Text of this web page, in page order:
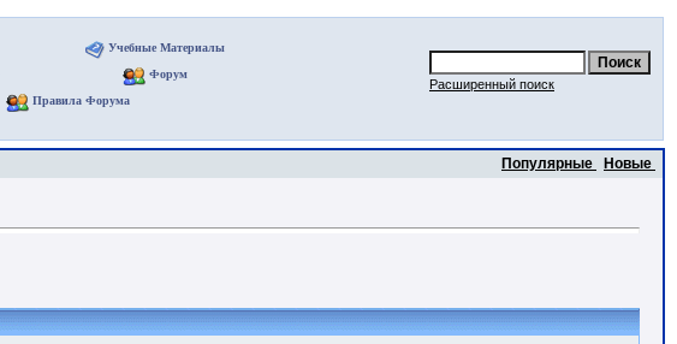
Учебные Материалы
Форум
Правила Форума
Расширенный поиск
Популярные
Новые